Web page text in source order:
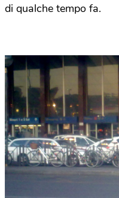
di qualche tempo fa.